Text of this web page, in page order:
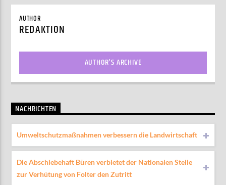
AUTHOR
REDAKTION
AUTHOR'S ARCHIVE
NACHRICHTEN
Umweltschutzmaßnahmen verbessern die Landwirtschaft
Die Abschiebehaft Büren verbietet der Nationalen Stelle
zur Verhütung von Folter den Zutritt